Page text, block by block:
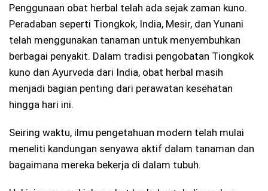
Penggunaan obat herbal telah ada sejak zaman kuno.
Peradaban seperti Tiongkok, India, Mesir, dan Yunani
telah menggunakan tanaman untuk menyembuhkan
berbagai penyakit. Dalam tradisi pengobatan Tiongkok
kuno dan Ayurveda dari India, obat herbal masih
menjadi bagian penting dari perawatan kesehatan
hingga hari ini.
Seiring waktu, ilmu pengetahuan modern telah mulai
meneliti kandungan senyawa aktif dalam tanaman dan
bagaimana mereka bekerja di dalam tubuh.